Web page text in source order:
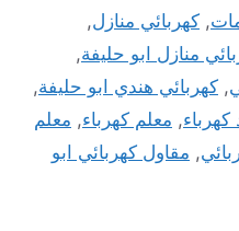
, كهربائي منازل,
منازل ابو حليفة,
, كهربائي هندي ابو حليفة,
كهرباء, معلم كهرباء, معلم
, مقاول كهربائي ابو